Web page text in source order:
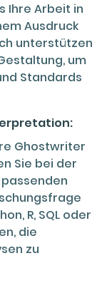
Ihre Arbeit in
Ausdruck
unterstützen
um
Standards
Ghostwriter
Sie bei der
R, SQL oder
die
zu